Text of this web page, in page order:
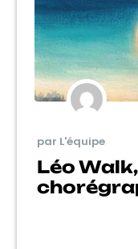
par L'équipe
Léo